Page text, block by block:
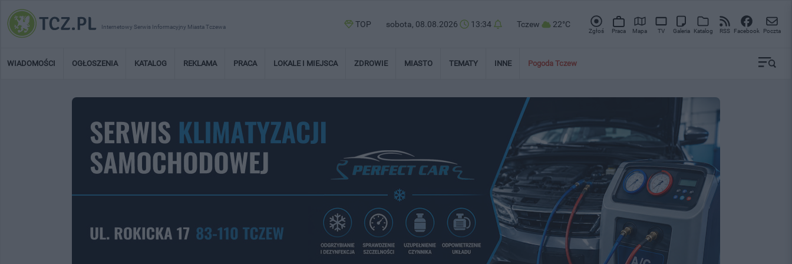
Internetowy Serwis Informacyjny Miasta Tczewa TOP sobota, 08.08.2026 13:34 Tczew 22°C
Zgłoś Praca Mapa TV Galeria Katalog RSS Facebook Poczta
WIADOMOŚCI OGŁOSZENIA KATALOG REKLAMA PRACA LOKALE I MIEJSCA ZDROWIE MIASTO TEMATY INNE Pogoda Tczew